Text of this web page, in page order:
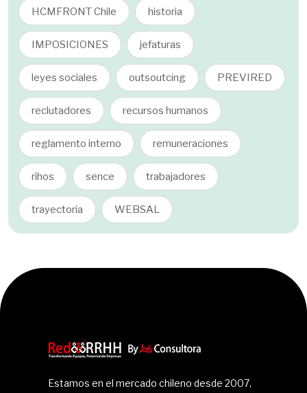
HCMFRONT Chile historia
IMPOSICIONES jefaturas
leyes sociales outsoutcing PREVIRED
reclutadores recursos humanos
reglamento interno remuneraciones
rihos sence trabajadores
trayectoria WEBSAL
Estamos en el mercado chileno desde 2007,